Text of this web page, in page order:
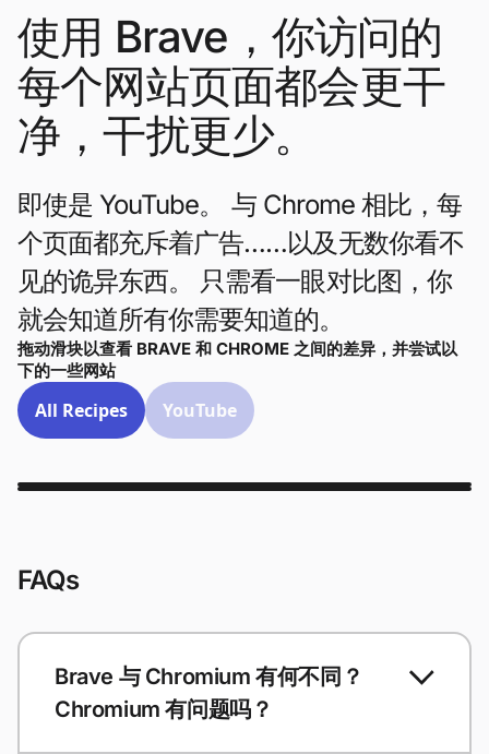
使用 Brave，你访问的
每个网站页面都会更干
净，干扰更少。
即使是 YouTube。 与 Chrome 相比，每
个页面都充斥着广告……以及无数你看不
见的诡异东西。 只需看一眼对比图，你
就会知道所有你需要知道的。
拖动滑块以查看 BRAVE 和 CHROME 之间的差异，并尝试以
下的一些网站
All Recipes YouTube
FAQs
Brave 与 Chromium 有何不同？
Chromium 有问题吗？